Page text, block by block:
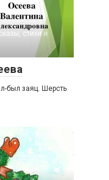
стихи и
был заяц. Шерсть